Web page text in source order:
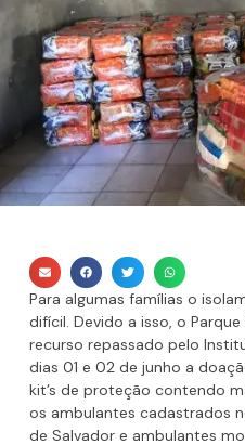
Para algumas famílias o
difícil. Devido a isso, o
recurso repassado pelo
dias 01 e 02 de junho a
kit’s de proteção contendo
os ambulantes cadastrados
de Salvador e ambulantes